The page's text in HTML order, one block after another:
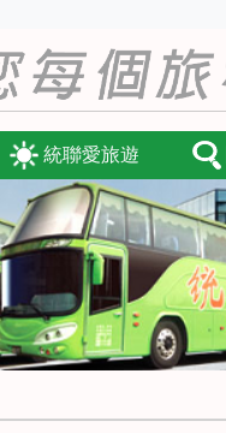
統聯愛旅遊